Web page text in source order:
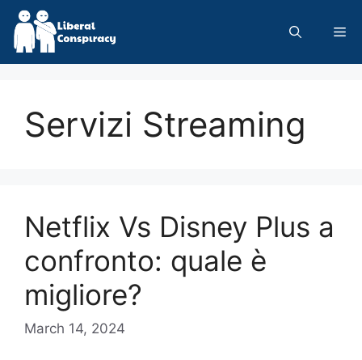
Skip
content
Servizi Streaming
Netflix Vs Disney Plus a
confronto: quale è
migliore?
March 14, 2024